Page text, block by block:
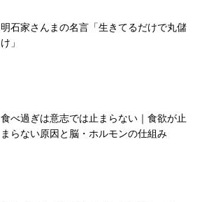
明石家さんまの名言「生きてるだけで丸儲
け」
食べ過ぎは意志では止まらない｜食欲が止
まらない原因と脳・ホルモンの仕組み